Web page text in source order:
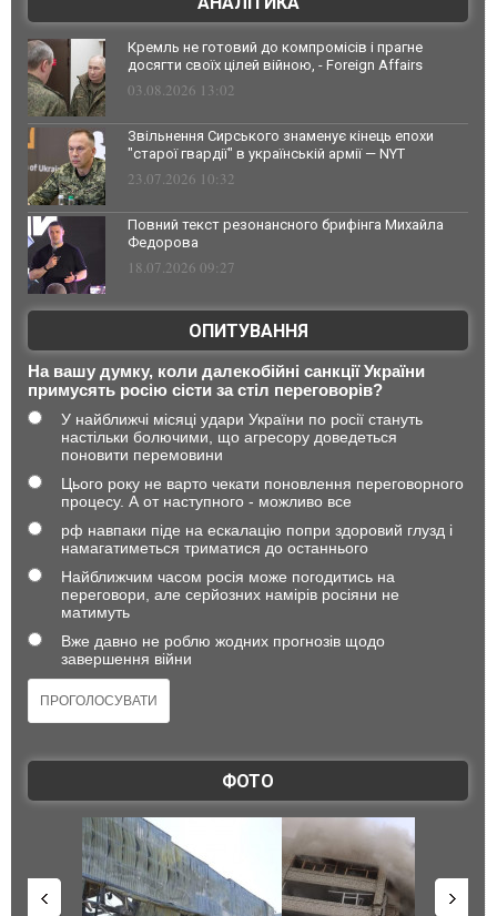
Кремль не готовий до компромісів і прагне
досягти своїх цілей війною, - Foreign Affairs
03.08.2026 13:02
Звільнення Сирського знаменує кінець епохи
"старої гвардії" в українській армії — NYT
23.07.2026 10:32
Повний текст резонансного брифінга Михайла
Федорова
18.07.2026 09:27
ОПИТУВАННЯ
На вашу думку, коли далекобійні санкції України
примусять росію сісти за стіл переговорів?
У найближчі місяці удари України по росії стануть
настільки болючими, що агресору доведеться
поновити перемовини
Цього року не варто чекати поновлення переговорного
процесу. А от наступного - можливо все
рф навпаки піде на ескалацію попри здоровий глузд і
намагатиметься триматися до останнього
Найближчим часом росія може погодитись на
переговори, але серйозних намірів росіяни не
матимуть
Вже давно не роблю жодних прогнозів щодо
завершення війни
ФОТО